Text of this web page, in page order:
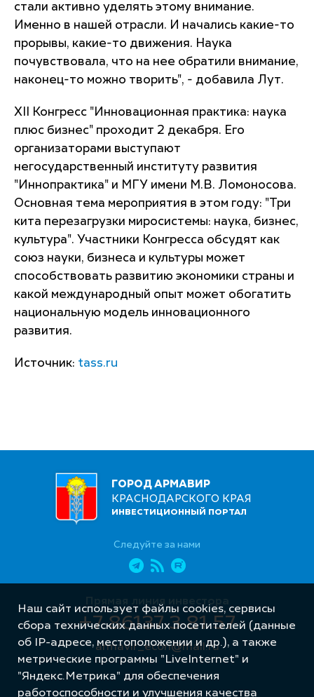
стали активно уделять этому внимание.
Именно в нашей отрасли. И начались какие-то
прорывы, какие-то движения. Наука
почувствовала, что на нее обратили внимание,
наконец-то можно творить", - добавила Лут.
XII Конгресс "Инновационная практика: наука
плюс бизнес" проходит 2 декабря. Его
организаторами выступают
негосударственный институту развития
"Иннопрактика" и МГУ имени М.В. Ломоносова.
Основная тема мероприятия в этом году: "Три
кита перезагрузки миросистемы: наука, бизнес,
культура". Участники Конгресса обсудят как
союз науки, бизнеса и культуры может
способствовать развитию экономики страны и
какой международный опыт может обогатить
национальную модель инновационного
развития.
Источник: tass.ru
ГОРОД АРМАВИР
КРАСНОДАРСКОГО КРАЯ
ИНВЕСТИЦИОННЫЙ ПОРТАЛ
Следуйте за нами
Прямая линия инвестора
+7 86137 3 81 57
armavir_econ@mail.ru
Наш сайт использует файлы cookies, сервисы
сбора технических данных посетителей (данные
об IP-адресе, местоположении и др.), а также
метрические программы "LiveInternet" и
"Яндекс.Метрика" для обеспечения
работоспособности и улучшения качества